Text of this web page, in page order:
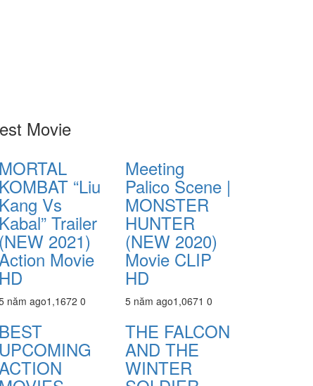
Movie
MORTAL
KOMBAT “Liu
Kang Vs
Kabal” Trailer
(NEW 2021)
Movie
HD
năm ago1,1672 0
Meeting
Palico Scene |
MONSTER
HUNTER
(NEW 2020)
Movie CLIP
HD
5 năm ago1,0671 0
BEST
UPCOMING
THE FALCON
AND THE
WINTER